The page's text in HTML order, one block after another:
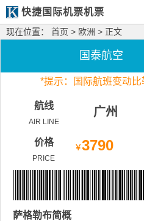
快捷国际机票机票
现在位置： 首页 > 欧洲 > 正文
国泰航空
*提示：国际航班变动比
航线
AIR LINE
广州
价格
PRICE
￥3790
萨格勒布简概